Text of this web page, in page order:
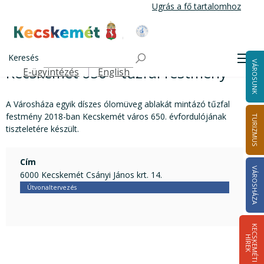
tartalomra
Ugrás a fő tartalomhoz
Kecskemét Város Honlapja
Keresés
Felső navigáció
E-ügyintézés English VÁROSUNK
TURIZMUS
VÁROSHÁZA
K
E
C
S
K
E
M
É
T
I
HÍ
R
E
K
Kecskemét 650 – tűzfal festmény
Kecskemét 650 – tűzfal festmény
A Városháza egyik díszes ólomüveg ablakát mintázó tűzfal
festmény 2018-ban Kecskemét város 650. évfordulójának
tiszteletére készült.
Cím
6000 Kecskemét Csányi János krt. 14.
Útvonaltervezés